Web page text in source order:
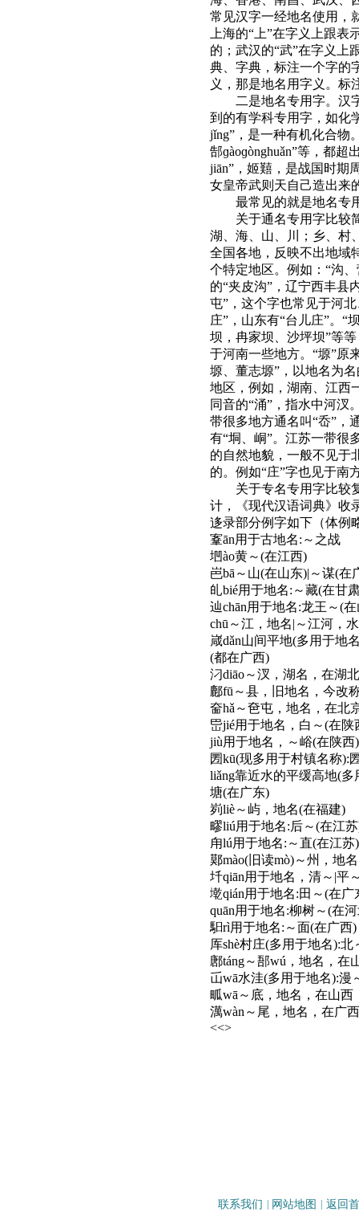
常见汉字一经地名使用，
上海的“上”在字义上跟
的 ； 武汉的“武”在字义上
典、字典，标注一个字的
义，那是地名用字义。标
二是地名专用字。汉
到的有学科专用字，如化
jǐng” ，是一种有机化合
郜ɡàoɡònghuǎn”等，都
jiān”，姬囏，是战国时期
女皇帝武则天自己造出来
最常见的就是地名专
关于通名专用字比较
湖、海、山、川
； 乡、村
全国各地，反映不出地域
个特定地区。例如 ： “沟
的“夹皮沟”，辽宁西丰县
屯”，这个字也常见于河
庄”，山东有“台儿庄”。“
坝，冉家坝、沙坪坝”等等
于河南一些地方。“塬”原
塬、董志塬”，以地名为
地区，例如，湖南、江西
同音的“涌”，指水中河汊
带很多地方通名叫“岙”，
有“垌、峒”。江苏一带很
的自然地貌，一般不见于
的。例如“庄”字也见于南
关于专名专用字比较
计，《现代汉语词典》收
迻录部分例字如下 （体例
鞌ān用于古地名:～之战
垇ào黄～(在江西)
岜bā～山(在山东)|～谋(在
癿bié用于地名:～藏(在甘
辿chān用于地名:龙王～(
chū～江，地名|～江河，
嵅dǎn山间平地(多用于地
(都在广西)
汈diāo～汊，湖名，在湖
鄜fū～县，旧地名，今改
奤hǎ～夿屯，地名，在北
岊jié用于地名，白～(在陕
jiù用于地名，～峪(在陕西)
圐kū(现多用于村镇名称):
liǎng靠近水的平缓高地(多
塘(在广东)
峛liè～屿，地名(在福建)
疁liú用于地名:后～(在江
甪lú用于地名:～直(在江苏)
鄚mào(旧读mò)～州，地
圲qiān用于地名，清～|平
墘qián用于地名:田～(在
quān用于地名:柳树～(在
馹rì用于地名:～面(在广西)
厍shè村庄(多用于地名):
鄌táng～郚wú，地名，在
屲wā水洼(多用于地名):漫
畖wā～底，地名，在山西
澫wàn～尾，地名，在广
<<>
联系我们 网站地图 返回